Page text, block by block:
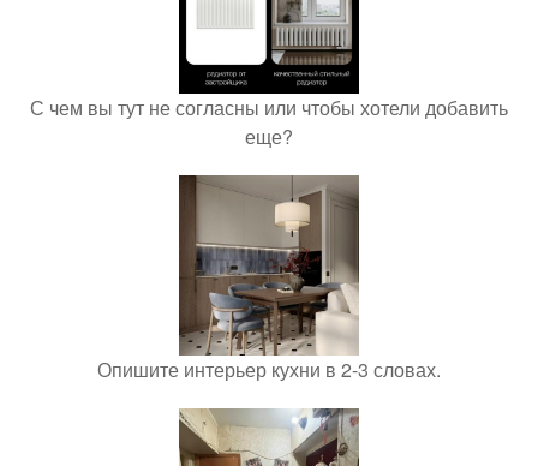
С чем вы тут не согласны или чтобы хотели добавить
еще?
Опишите интерьер кухни в 2-3 словах.